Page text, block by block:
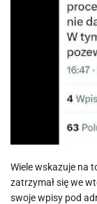
Wiele wskazuje na
zatrzymał się we
swoje wpisy pod